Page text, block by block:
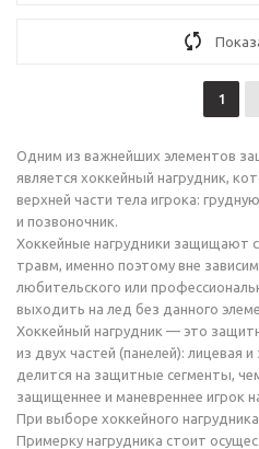
1
Одним из важнейших элементов
является хоккейный нагрудник,
верхней части тела игрока:
и позвоночник.
Хоккейные нагрудники защищают
травм, именно поэтому вне
любительского или
выходить на лед без данного
Хоккейный нагрудник — это
из двух частей (панелей): лицевая
делится на защитные сегменты,
защищеннее и маневреннее игрок
При выборе хоккейного
Примерку нагрудника стоит